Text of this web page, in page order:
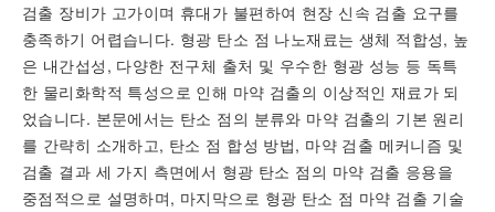
검출 장비가 고가이며 휴대가 불편하여 현장 신속 검출 요구를
충족하기 어렵습니다. 형광 탄소 점 나노재료는 생체 적합성, 높
은 내간섭성, 다양한 전구체 출처 및 우수한 형광 성능 등 독특
한 물리화학적 특성으로 인해 마약 검출의 이상적인 재료가 되
었습니다. 본문에서는 탄소 점의 분류와 마약 검출의 기본 원리
를 간략히 소개하고, 탄소 점 합성 방법, 마약 검출 메커니즘 및
검출 결과 세 가지 측면에서 형광 탄소 점의 마약 검출 응용을
중점적으로 설명하며, 마지막으로 형광 탄소 점 마약 검출 기술